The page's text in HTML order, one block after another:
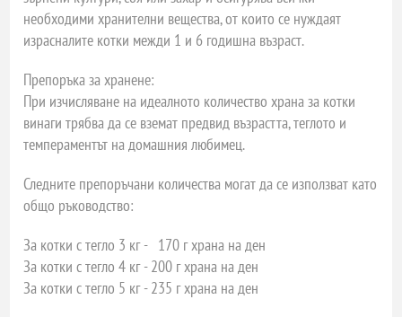
необходими хранителни вещества, от които се нуждаят
израсналите котки межди 1 и 6 годишна възраст.
Препоръка за хранене:
При изчисляване на идеалното количество храна за котки
винаги трябва да се вземат предвид възрастта, теглото и
темпераментът на домашния любимец.
Следните препоръчани количества могат да се използват като
общо ръководство:
За котки с тегло 3 кг - 170 г храна на ден
За котки с тегло 4 кг - 200 г храна на ден
За котки с тегло 5 кг - 235 г храна на ден